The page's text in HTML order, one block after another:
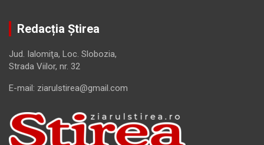
Redacția Știrea
Jud. Ialomiţa, Loc. Slobozia,
Strada Viilor, nr. 32
E-mail: ziarulstirea@gmail.com